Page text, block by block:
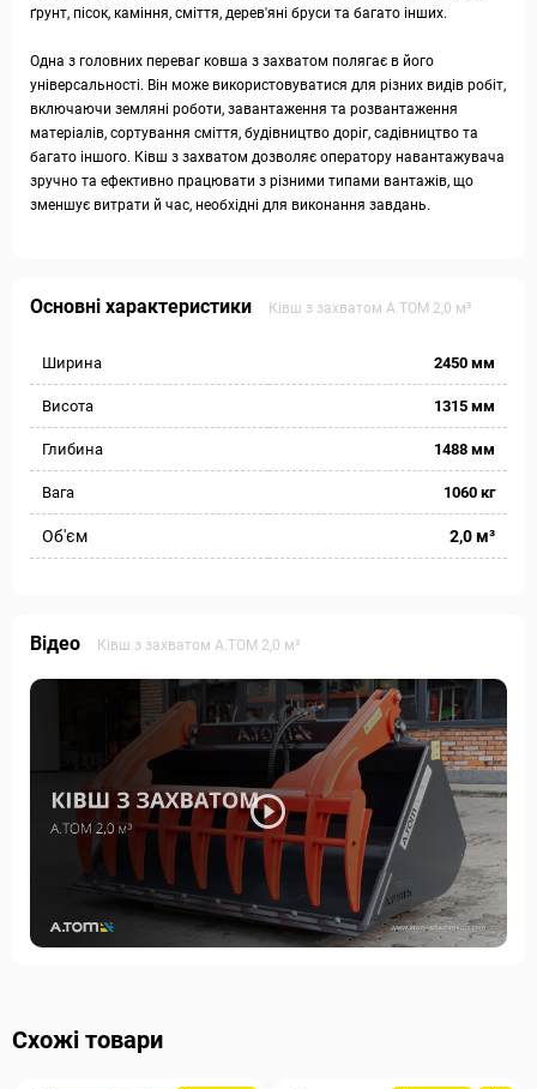
ґрунт, пісок, каміння, сміття, дерев'яні бруси та багато інших.
Одна з головних переваг ковша з захватом полягає в його
універсальності. Він може використовуватися для різних видів робіт,
включаючи земляні роботи, завантаження та розвантаження
матеріалів, сортування сміття, будівництво доріг, садівництво та
багато іншого. Ківш з захватом дозволяє оператору навантажувача
зручно та ефективно працювати з різними типами вантажів, що
зменшує витрати й час, необхідні для виконання завдань.
Основні характеристики Ківш з захватом А.ТОМ 2,0 м³
Ширина 2450 мм
Висота 1315 мм
Глибина 1488 мм
Вага 1060 кг
Об'єм 2,0 м³
Відео Ківш з захватом А.ТОМ 2,0 м³
Схожі товари